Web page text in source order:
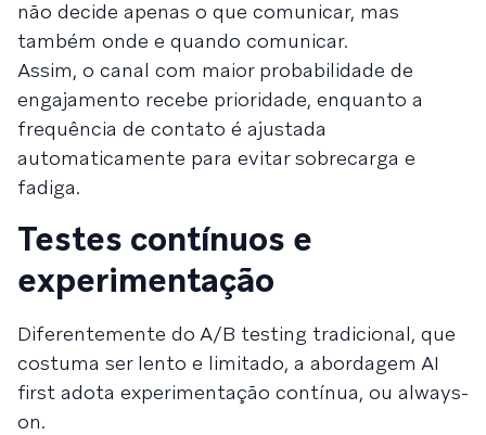
não decide apenas o que comunicar, mas
também onde e quando comunicar.
Assim, o canal com maior probabilidade de
engajamento recebe prioridade, enquanto a
frequência de contato é ajustada
automaticamente para evitar sobrecarga e
fadiga.
Testes contínuos e
experimentação
Diferentemente do A/B testing tradicional, que
costuma ser lento e limitado, a abordagem AI
first adota experimentação contínua, ou always-
on.